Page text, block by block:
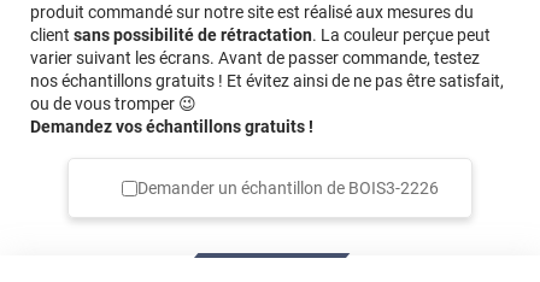
produit commandé sur notre site est réalisé aux mesures du
client sans possibilité de rétractation. La couleur perçue peut
varier suivant les écrans. Avant de passer commande, testez
nos échantillons gratuits ! Et évitez ainsi de ne pas être satisfait,
ou de vous tromper 😉
Demandez vos échantillons gratuits !
Demander un échantillon de BOIS3-2226